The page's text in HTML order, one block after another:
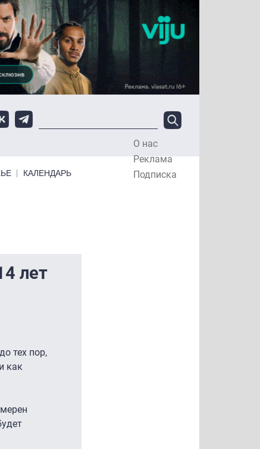
О нас
Реклама
Подписка
КАЛЕНДАРЬ
лет
тех пор,
как